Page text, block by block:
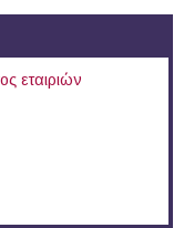
εταιριών